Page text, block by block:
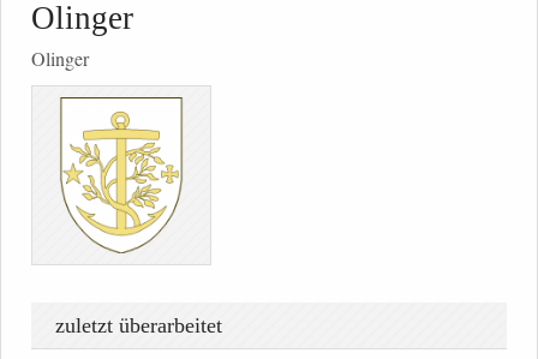
Olinger
Olinger
zuletzt überarbeitet